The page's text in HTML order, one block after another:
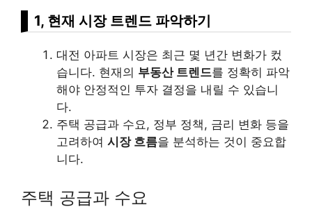
1, 현재 시장 트렌드 파악하기
대전 아파트 시장은 최근 몇 년간 변화가 컸
습니다. 현재의 부동산 트렌드를 정확히 파악
해야 안정적인 투자 결정을 내릴 수 있습니
다.
주택 공급과 수요, 정부 정책, 금리 변화 등을
고려하여 시장 흐름을 분석하는 것이 중요합
니다.
주택 공급과 수요